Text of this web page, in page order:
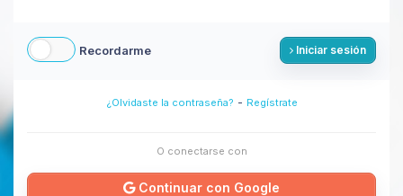
Recordarme Iniciar sesión
¿Olvidaste la contraseña? - Regístrate
O conectarse con
Continuar con Google